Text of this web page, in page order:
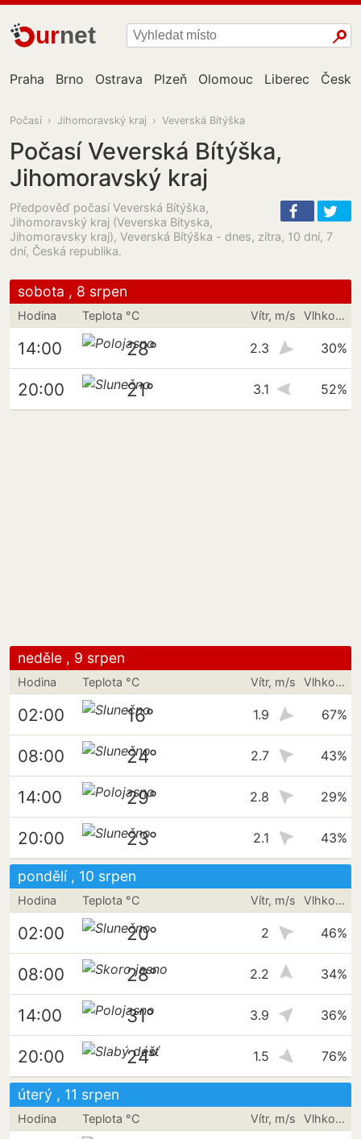
urnet
Praha Brno Ostrava Plzeň Olomouc Liberec
Počasí › Jihomoravský kraj › Veverská Bítýška
Počasí Veverská Bítýška,
Jihomoravský kraj
Předpověď počasí Veverská Bítýška,
Jihomoravský kraj (Veverska Bityska,
Jihomoravsky kraj), Veverská Bítýška - dnes, zítra, 10 dní, 7
dní, Česká republika.
sobota , 8 srpen
Hodina Teplota °C Vítr, m/s Vlhkost vzduchu
14:00 28° 2.3 30%
20:00 21° 3.1 52%
neděle , 9 srpen
Hodina Teplota °C Vítr, m/s Vlhkost vzduchu
02:00 16° 1.9 67%
08:00 24° 2.7 43%
14:00 29° 2.8 29%
20:00 23° 2.1 43%
pondělí , 10 srpen
Hodina Teplota °C Vítr, m/s Vlhkost vzduchu
02:00 20° 2 46%
08:00 28° 2.2 34%
14:00 31° 3.9 36%
20:00 24° 1.5 76%
úterý , 11 srpen
Hodina Teplota °C Vítr, m/s Vlhkost vzduchu